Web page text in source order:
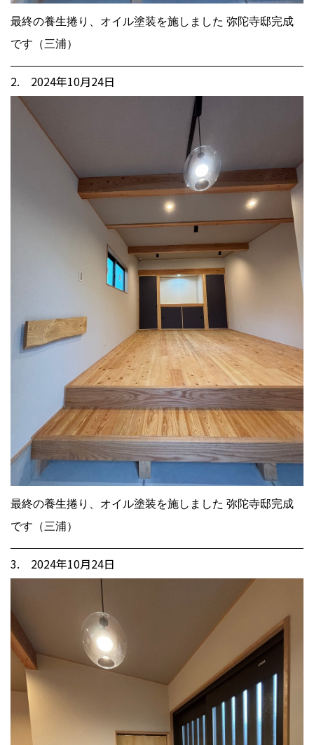
最終の養生捲り、オイル塗装を施しました 弥陀寺邸完成
です（三浦）
2. 2024年10月24日
最終の養生捲り、オイル塗装を施しました 弥陀寺邸完成
です（三浦）
3. 2024年10月24日